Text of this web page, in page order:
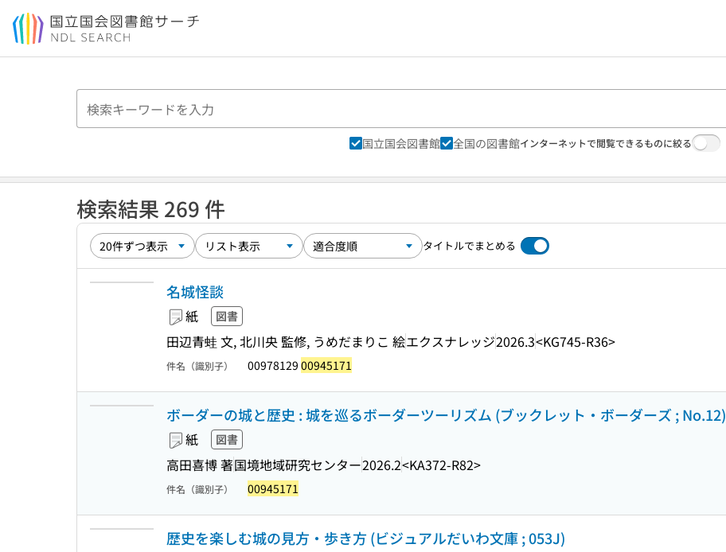
本文へ移動
国立国会図書館 全国の図書館インターネットで閲覧できるものに絞る
検索結果 269 件
タイトルでまとめる
名城怪談
紙 図書
田辺青蛙 文, 北川央 監修, うめだまりこ 絵エクスナレッジ2026.3<KG745-R36>
件名（識別子） 00978129 00945171
ボーダーの城と歴史 : 城を巡るボーダーツーリズム (ブックレット・ボーダーズ ; No.12)
紙 図書
高田喜博 著国境地域研究センター2026.2<KA372-R82>
件名（識別子） 00945171
歴史を楽しむ城の見方・歩き方 (ビジュアルだいわ文庫 ; 053J)